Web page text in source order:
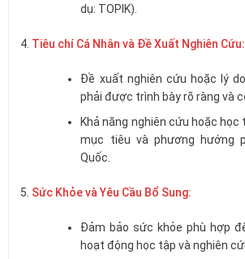
dụ: TOPIK).
Tiêu chí Cá Nhân và Đề Xuất Nghiên Cứu:
Đề xuất nghiên cứu hoặc lý
phải được trình bày rõ ràng và
Khả năng nghiên cứu hoặc học
mục tiêu và phương hướng
Quốc.
Sức Khỏe và Yêu Cầu Bổ Sung:
Đảm bảo sức khỏe phù hợp
hoạt động học tập và nghiên